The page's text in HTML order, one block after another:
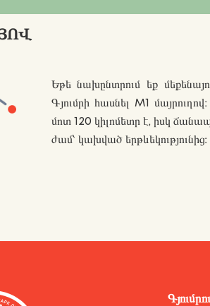
Եթե նախընտրում եք
Գյումրի հասնել M1
մոտ 120 կիլոմետր է, իսկ
ժամ՝ կախված երթևեկությունից։